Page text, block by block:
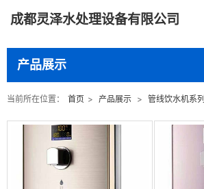
成都灵泽水处理设备有限公司
产品展示
当前所在位置： 首页 > 产品展示 > 管线饮水机系列